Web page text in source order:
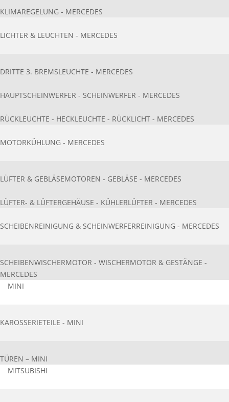
KLIMAREGELUNG - MERCEDES
LICHTER & LEUCHTEN - MERCEDES
DRITTE 3. BREMSLEUCHTE - MERCEDES
HAUPTSCHEINWERFER - SCHEINWERFER - MERCEDES
RÜCKLEUCHTE - HECKLEUCHTE - RÜCKLICHT - MERCEDES
MOTORKÜHLUNG - MERCEDES
LÜFTER & GEBLÄSEMOTOREN - GEBLÄSE - MERCEDES
LÜFTER- & LÜFTERGEHÄUSE - KÜHLERLÜFTER - MERCEDES
SCHEIBENREINIGUNG & SCHEINWERFERREINIGUNG - MERCEDES
SCHEIBENWISCHERMOTOR - WISCHERMOTOR & GESTÄNGE -
MERCEDES
MINI
KAROSSERIETEILE - MINI
TÜREN – MINI
MITSUBISHI